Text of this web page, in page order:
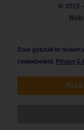
© 2023
4.8/5 op
Door gebruik te maken
cookiebeleid. Privacy &
ALLE